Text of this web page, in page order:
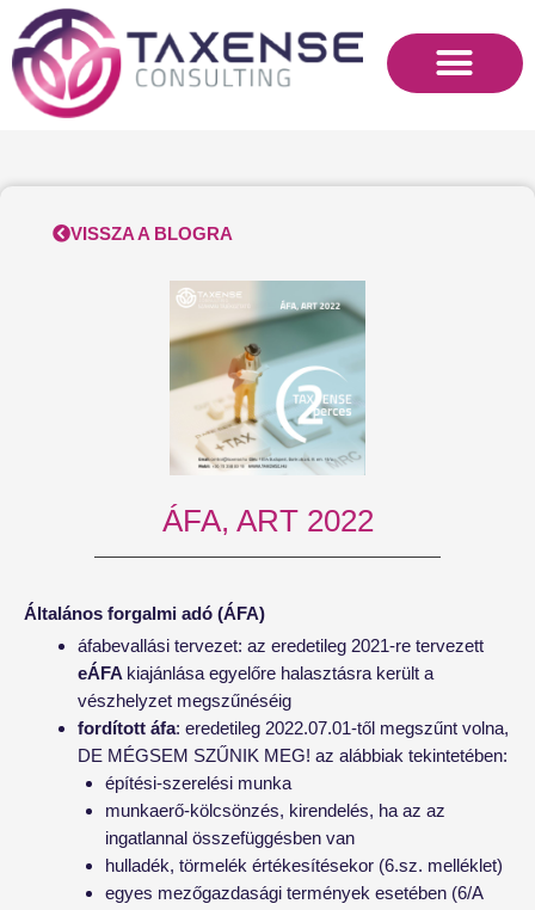
content
VISSZA A BLOGRA
ÁFA, ART 2022
Általános forgalmi adó (ÁFA)
áfabevallási tervezet: az eredetileg 2021-re tervezett
eÁFA kiajánlása egyelőre halasztásra került a
vészhelyzet megszűnéséig
fordított áfa: eredetileg 2022.07.01-től megszűnt volna,
DE MÉGSEM SZŰNIK MEG! az alábbiak tekintetében:
építési-szerelési munka
munkaerő-kölcsönzés, kirendelés, ha az az
ingatlannal összefüggésben van
hulladék, törmelék értékesítésekor (6.sz. melléklet)
egyes mezőgazdasági termények esetében (6/A